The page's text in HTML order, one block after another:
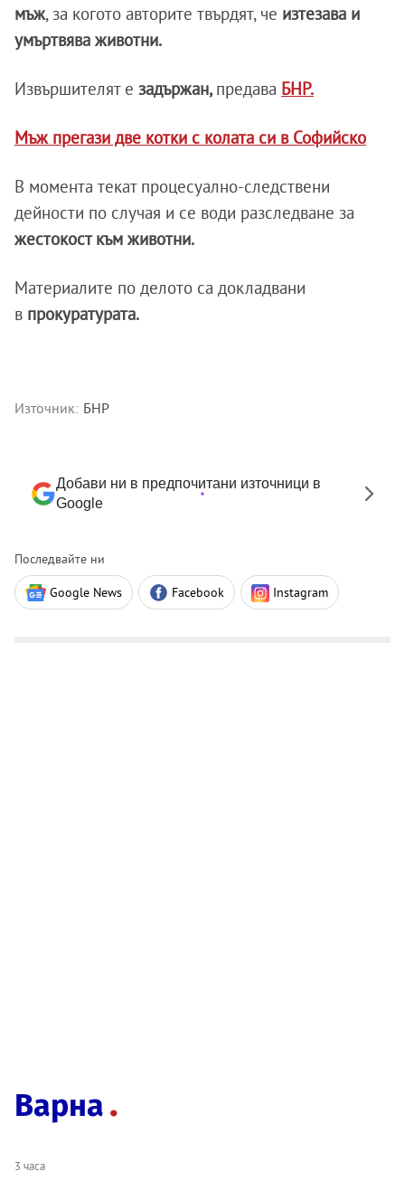
мъж, за когото авторите твърдят, че изтезава и
умъртвява животни.
Извършителят е задържан, предава БНР.
Мъж прегази две котки с колата си в Софийско
В момента текат процесуално-следствени
дейности по случая и се води разследване за
жестокост към животни.
Материалите по делото са докладвани
в прокуратурата.
Източник: БНР
Добави ни в предпочитани източници в
Google
Последвайте ни
Google News Facebook Instagram
Варна
3 часа